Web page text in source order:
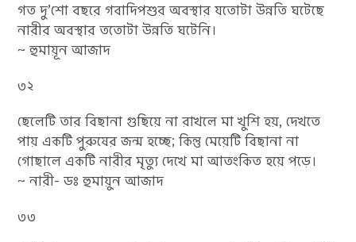
গত দু’শো বছরে গবাদিপশুর অবস্থার যতোটা উন্নতি ঘটেছে
নারীর অবস্থার ততোটা উন্নতি ঘটেনি।
~ হুমায়ূন আজাদ
৩২
ছেলেটি তার বিছানা গুছিয়ে না রাখলে মা খুশি হয়, দেখতে
পায় একটি পুরুষের জন্ম হচ্ছে; কিন্তু মেয়েটি বিছানা না
গোছালে একটি নারীর মৃত্যু দেখে মা আতংকিত হয়ে পড়ে।
~ নারী- ডঃ হুমায়ুন আজাদ
৩৩